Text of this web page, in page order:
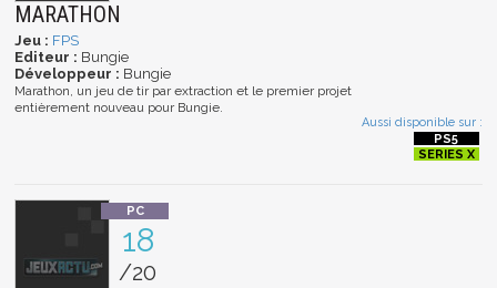
MARATHON
Jeu : FPS
Editeur : Bungie
Développeur : Bungie
Marathon, un jeu de tir par extraction et le premier projet
entièrement nouveau pour Bungie.
Aussi disponible sur :
18
/20